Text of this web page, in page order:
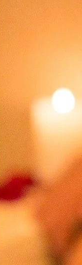
être masculin : les
cachés des soins
pour homme ?